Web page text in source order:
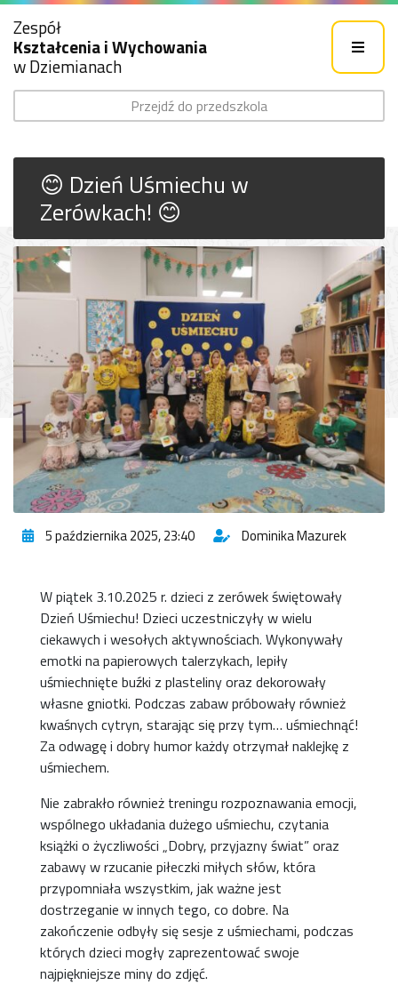
Zespół
Kształcenia i Wychowania
w Dziemianach
Przejdź do przedszkola
😊 Dzień Uśmiechu w
Zerówkach! 😊
5 października 2025, 23:40 Dominika Mazurek
W piątek 3.10.2025 r. dzieci z zerówek świętowały
Dzień Uśmiechu! Dzieci uczestniczyły w wielu
ciekawych i wesołych aktywnościach. Wykonywały
emotki na papierowych talerzykach, lepiły
uśmiechnięte buźki z plasteliny oraz dekorowały
własne gniotki. Podczas zabaw próbowały również
kwaśnych cytryn, starając się przy tym… uśmiechnąć!
Za odwagę i dobry humor każdy otrzymał naklejkę z
uśmiechem.
Nie zabrakło również treningu rozpoznawania emocji,
wspólnego układania dużego uśmiechu, czytania
książki o życzliwości „Dobry, przyjazny świat” oraz
zabawy w rzucanie piłeczki miłych słów, która
przypomniała wszystkim, jak ważne jest
dostrzeganie w innych tego, co dobre. Na
zakończenie odbyły się sesje z uśmiechami, podczas
których dzieci mogły zaprezentować swoje
najpiękniejsze miny do zdjęć.